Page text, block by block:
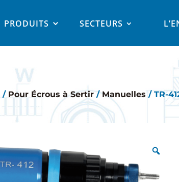
PRODUITS SECTEURS
/ Pour Écrous à Sertir/Manuelles / TR-